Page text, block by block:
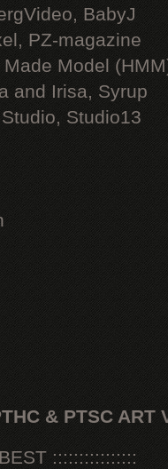
BabyJ
PZ-magazine
Model
and Irisa, Syrup
Studio13
& PTSC ART
::::::::::::::::